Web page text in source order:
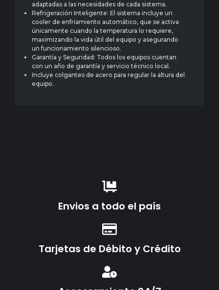
adaptadas a las necesidades de cada sistema.
Refrigeración Inteligente: El sistema incluye un
cooler de enfriamiento automático, que se activa
únicamente cuando la temperatura lo requiere,
maximizando la vida útil del equipo y asegurando
un funcionamiento silencioso.
Garantía y Seguridad: Todos los equipos cuentan
con un año de garantía y servicio técnico local.
Incluye colgantes de acero para regular la altura del
equipo.
Envios a todo el país
Tarjetas de Débito y Crédito